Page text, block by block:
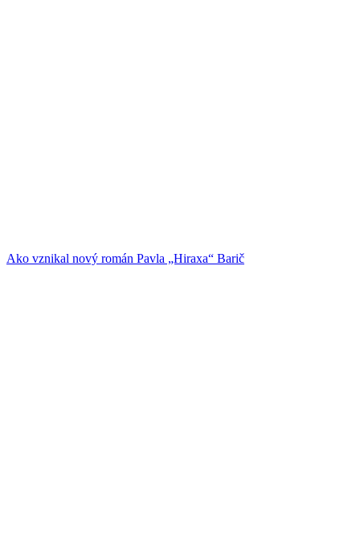
Ako vznikal nový román Pavla „Hiraxa“ Barič